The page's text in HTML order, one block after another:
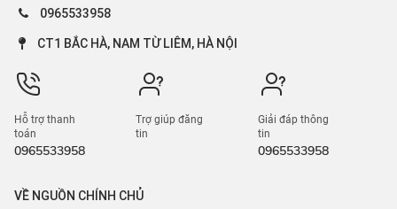
0965533958
CT1 BẮC HÀ, NAM TỪ LIÊM, HÀ NỘI
Hỗ trợ thanh
toán
0965533958
Trợ giúp đăng
tin
Giải đáp thông
tin
0965533958
VỀ NGUỒN CHÍNH CHỦ